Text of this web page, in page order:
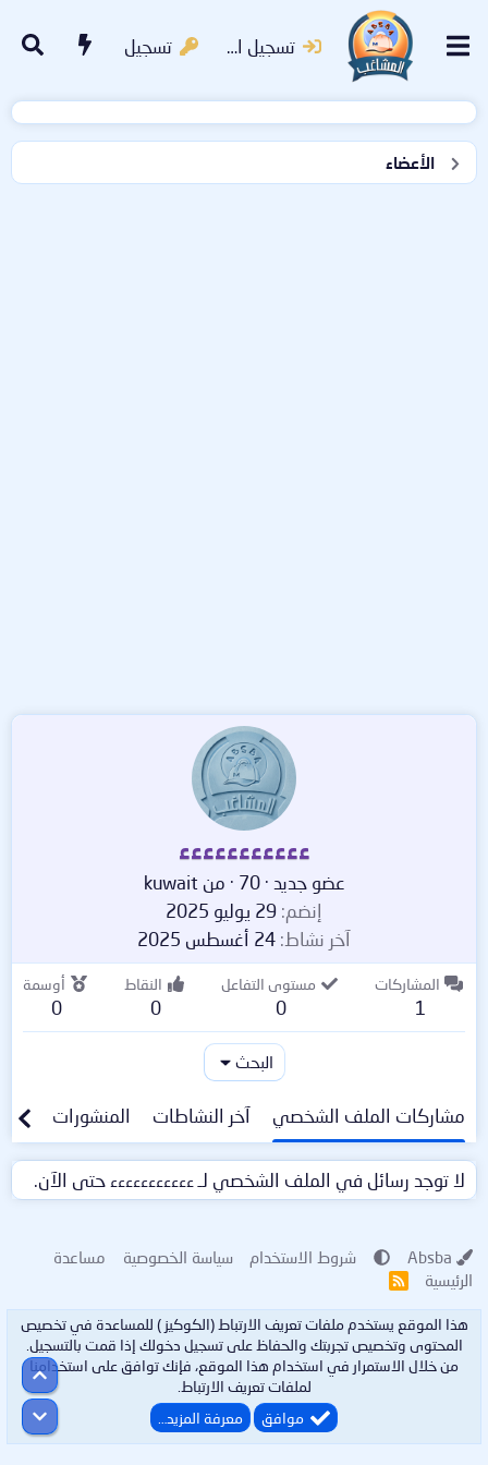
تسجيل الدخول تسجيل
الأعضاء
ءءءءءءءءءءء
عضو جديد ·
70
· من kuwait
إنضم 29 يوليو 2025
آخر نشاط 24 أغسطس 2025
المشاركات
1
مستوى التفاعل
0
النقاط
0
أوسمة
0
البحث
مشاركات الملف الشخصي آخر النشاطات المنشورات
لا توجد رسائل في الملف الشخصي لـ ءءءءءءءءءءء حتى الآن.
شروط الاستخدام سياسة الخصوصية
مساعدة
الرئيسية
R
هذا الموقع يستخدم ملفات تعريف الارتباط (الكوكيز ) للمساعدة في تخصيص
المحتوى وتخصيص تجربتك والحفاظ على تسجيل دخولك إذا قمت بالتسجيل.
من خلال الاستمرار في استخدام هذا الموقع، فإنك توافق على استخدامنا
لملفات تعريف الارتباط.
موافق
معرفة المزيد…
أعلى